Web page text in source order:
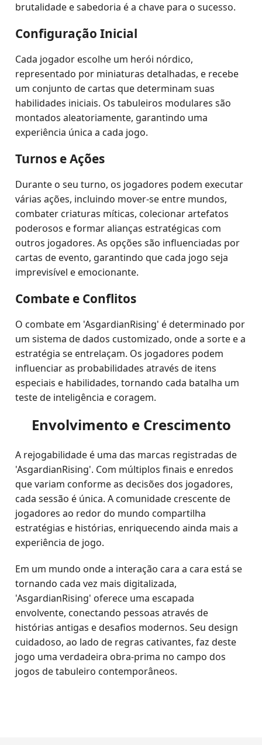
brutalidade e sabedoria é a chave para o sucesso.
Configuração Inicial
Cada jogador escolhe um herói nórdico,
representado por miniaturas detalhadas, e recebe
um conjunto de cartas que determinam suas
habilidades iniciais. Os tabuleiros modulares são
montados aleatoriamente, garantindo uma
experiência única a cada jogo.
Turnos e Ações
Durante o seu turno, os jogadores podem executar
várias ações, incluindo mover-se entre mundos,
combater criaturas míticas, colecionar artefatos
poderosos e formar alianças estratégicas com
outros jogadores. As opções são influenciadas por
cartas de evento, garantindo que cada jogo seja
imprevisível e emocionante.
Combate e Conflitos
O combate em 'AsgardianRising' é determinado por
um sistema de dados customizado, onde a sorte e a
estratégia se entrelaçam. Os jogadores podem
influenciar as probabilidades através de itens
especiais e habilidades, tornando cada batalha um
teste de inteligência e coragem.
Envolvimento e Crescimento
A rejogabilidade é uma das marcas registradas de
'AsgardianRising'. Com múltiplos finais e enredos
que variam conforme as decisões dos jogadores,
cada sessão é única. A comunidade crescente de
jogadores ao redor do mundo compartilha
estratégias e histórias, enriquecendo ainda mais a
experiência de jogo.
Em um mundo onde a interação cara a cara está se
tornando cada vez mais digitalizada,
'AsgardianRising' oferece uma escapada
envolvente, conectando pessoas através de
histórias antigas e desafios modernos. Seu design
cuidadoso, ao lado de regras cativantes, faz deste
jogo uma verdadeira obra-prima no campo dos
jogos de tabuleiro contemporâneos.